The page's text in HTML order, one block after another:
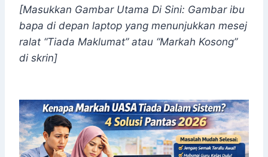
[Masukkan Gambar Utama Di Sini: Gambar ibu
bapa di depan laptop yang menunjukkan mesej
ralat “Tiada Maklumat” atau “Markah Kosong”
di skrin]